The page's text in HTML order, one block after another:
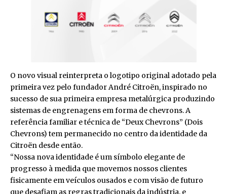
O novo visual reinterpreta o logotipo original adotado pela
primeira vez pelo fundador André Citroën, inspirado no
sucesso de sua primeira empresa metalúrgica produzindo
sistemas de engrenagens em forma de chevrons. A
referência familiar e técnica de “Deux Chevrons” (Dois
Chevrons) tem permanecido no centro da identidade da
Citroën desde então.
“Nossa nova identidade é um símbolo elegante de
progresso à medida que movemos nossos clientes
fisicamente em veículos ousados e com visão de futuro
que desafiam as regras tradicionais da indústria, e